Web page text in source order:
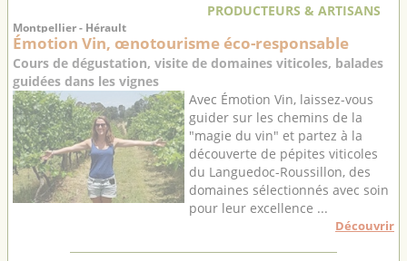
PRODUCTEURS & ARTISANS
Montpellier - Hérault
Émotion Vin, œnotourisme éco-responsable
Cours de dégustation, visite de domaines viticoles, balades
guidées dans les vignes
Avec Émotion Vin, laissez-vous
guider sur les chemins de la
"magie du vin" et partez à la
découverte de pépites viticoles
du Languedoc-Roussillon, des
domaines sélectionnés avec soin
pour leur excellence ...
Découvrir